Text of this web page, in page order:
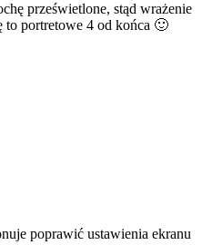
prześwietlone, stąd wrażenie
to portretowe 4 od końca 🙂
poprawić ustawienia ekranu